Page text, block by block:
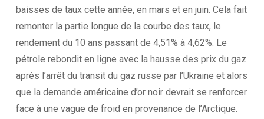
baisses de taux cette année, en mars et en juin. Cela fait
remonter la partie longue de la courbe des taux, le
rendement du 10 ans passant de 4,51% à 4,62%. Le
pétrole rebondit en ligne avec la hausse des prix du gaz
après l’arrêt du transit du gaz russe par l’Ukraine et alors
que la demande américaine d’or noir devrait se renforcer
face à une vague de froid en provenance de l’Arctique.